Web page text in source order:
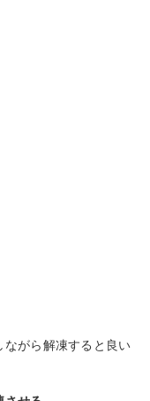
がら解凍すると良い